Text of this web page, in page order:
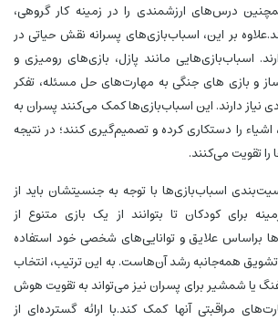
درس‌های ارزشمندی را در زمینه کار گروهی،
بر این، اسباب‌بازی‌های پسرانه نقش حیاتی در
اسباب‌بازی‌هایی مانند پازل، بازی‌های رومیزی و
و بازی های جنگی به مهارت‌های حل مسئله، تفکر
نیاز دارند. این اسباب‌بازی‌ها کمک می‌کنند پسران به
اشیاء را دستکاری کرده و تصمیم‌گیری کنند؛ در نتیجه
را تقویت می‌کنند.
اسباب‌بازی‌ها با توجه به جنسیتشان باید از
برای کودکان تا بتوانند از یک بازی متنوع از
براساس علایق و توانایی‌های شخصی خود استفاده
همه‌جانبه رشد آن‌هاست. به این ترتیب، انتخاب
یا شمشیر برای پسران نیز می‌تواند به تقویت هوش
مراقبتی آنها کمک کند.با ارائه گسترده‌ای از